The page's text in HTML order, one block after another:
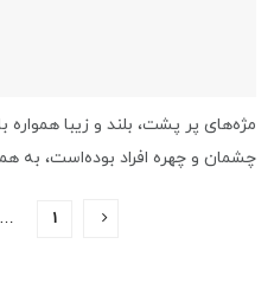
مژه‌های پر پشت، بلند و زیبا
چشمان و چهره افراد بوده‌است، به
1
…